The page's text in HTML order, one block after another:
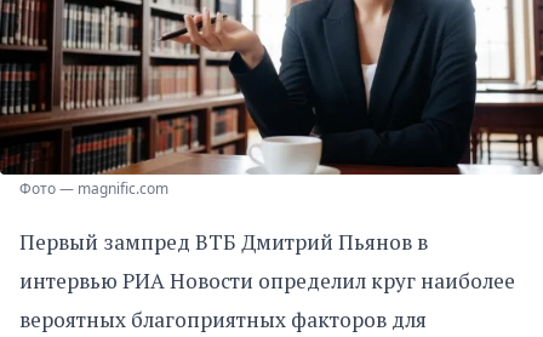
Фото — magnific.com
Первый зампред ВТБ Дмитрий Пьянов в
интервью РИА Новости определил круг наиболее
вероятных благоприятных факторов для